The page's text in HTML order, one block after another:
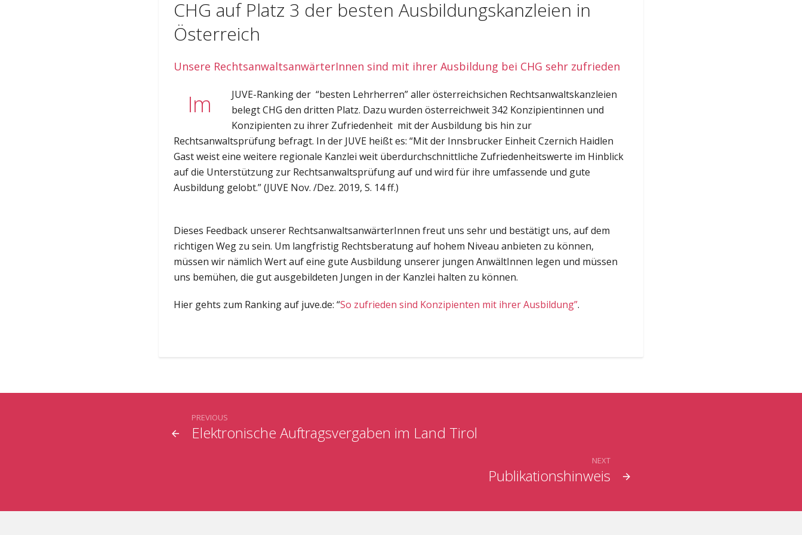
CHG auf Platz 3 der besten Ausbildungskanzleien in
Österreich
Unsere RechtsanwaltsanwärterInnen sind mit ihrer Ausbildung bei CHG sehr zufrieden
Im
JUVE-Ranking der “besten Lehrherren” aller österreichsichen Rechtsanwaltskanzleien
belegt CHG den dritten Platz. Dazu wurden österreichweit 342 Konzipientinnen und
Konzipienten zu ihrer Zufriedenheit mit der Ausbildung bis hin zur
Rechtsanwaltsprüfung befragt. In der JUVE heißt es: “Mit der Innsbrucker Einheit Czernich Haidlen
Gast weist eine weitere regionale Kanzlei weit überdurchschnittliche Zufriedenheitswerte im Hinblick
auf die Unterstützung zur Rechtsanwaltsprüfung auf und wird für ihre umfassende und gute
Ausbildung gelobt.” (JUVE Nov. /Dez. 2019, S. 14 ff.)
Dieses Feedback unserer RechtsanwaltsanwärterInnen freut uns sehr und bestätigt uns, auf dem
richtigen Weg zu sein. Um langfristig Rechtsberatung auf hohem Niveau anbieten zu können,
müssen wir nämlich Wert auf eine gute Ausbildung unserer jungen AnwältInnen legen und müssen
uns bemühen, die gut ausgebildeten Jungen in der Kanzlei halten zu können.
Hier gehts zum Ranking auf juve.de: “So zufrieden sind Konzipienten mit ihrer Ausbildung”.
Elektronische Auftragsvergaben im Land Tirol
PREVIOUS
Publikationshinweis
NEXT